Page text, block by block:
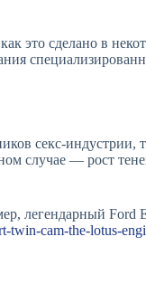
это сделано в
секс-
случае — рост
легендарный Ford
twin-cam-the-lotus-